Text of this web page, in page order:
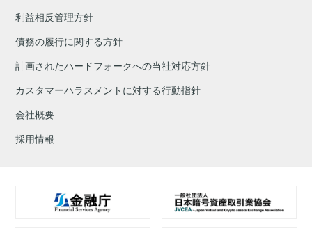
利益相反管理方針
債務の履行に関する方針
計画されたハードフォークへの当社対応方針
カスタマーハラスメントに対する行動指針
会社概要
採用情報